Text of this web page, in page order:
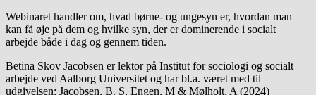
Webinaret handler om, hvad børne- og ungesyn er, hvordan man
kan få øje på dem og hvilke syn, der er dominerende i socialt
arbejde både i dag og gennem tiden.
Betina Skov Jacobsen er lektor på Institut for sociologi og socialt
arbejde ved Aalborg Universitet og har bl.a. været med til
udgivelsen: Jacobsen, B. S, Engen, M & Mølholt, A (2024)